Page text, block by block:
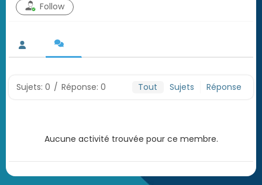
Follow
Sujets: 0 / Réponse: 0 Tout Sujets Réponse
Aucune activité trouvée pour ce membre.